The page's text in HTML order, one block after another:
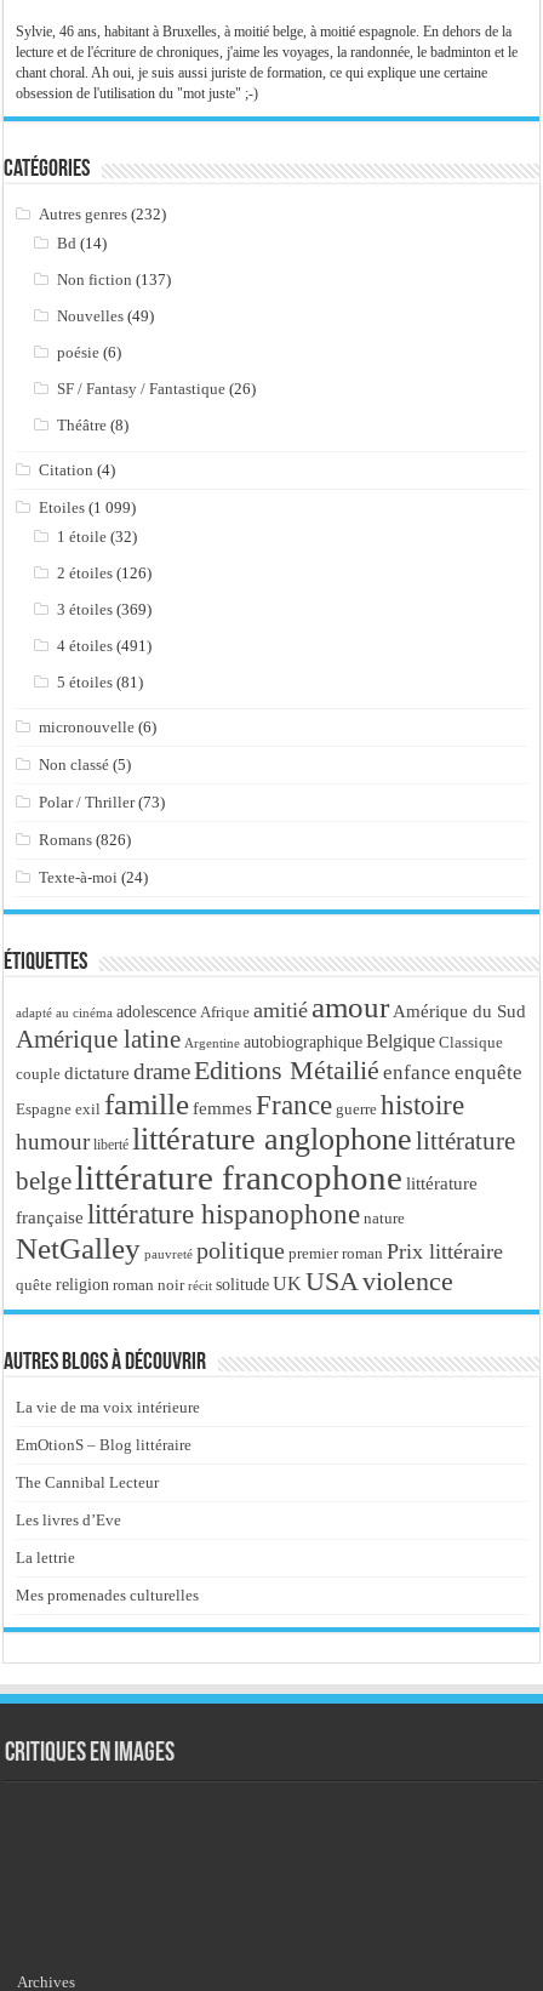
Sylvie, 46 ans, habitant à Bruxelles, à moitié belge, à moitié espagnole. En dehors de la
lecture et de l'écriture de chroniques, j'aime les voyages, la randonnée, le badminton et le
chant choral. Ah oui, je suis aussi juriste de formation, ce qui explique une certaine
obsession de l'utilisation du "mot juste" ;-)
Catégories
Autres genres (232)
Bd (14)
Non fiction (137)
Nouvelles (49)
poésie (6)
SF / Fantasy / Fantastique (26)
Théâtre (8)
Citation (4)
Etoiles (1 099)
1 étoile (32)
2 étoiles (126)
3 étoiles (369)
4 étoiles (491)
5 étoiles (81)
micronouvelle (6)
Non classé (5)
Polar / Thriller(73)
Romans (826)
Texte-à-moi (24)
Étiquettes
adapté au cinéma adolescence Afrique amitié amour Amérique du Sud
Amérique latine Argentine autobiographique Belgique Classique
couple dictature drameEditions Métailié enfance enquête
Espagne exil famille femmes France guerre histoire
humour liberté littérature anglophonelittérature
belgelittérature francophone littérature
française littérature hispanophone nature
NetGalley pauvreté politique premier roman Prix littéraire
quête religion roman noir récit solitude UK USAviolence
Autres blogs à découvrir
La vie de ma voix intérieure
EmOtionS – Blog littéraire
The Cannibal Lecteur
Les livres d’Eve
La lettrie
Mes promenades culturelles
Critiques en images
Archives